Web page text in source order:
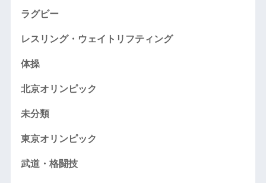
ラグビー
レスリング・ウェイトリフティング
体操
北京オリンピック
未分類
東京オリンピック
武道・格闘技